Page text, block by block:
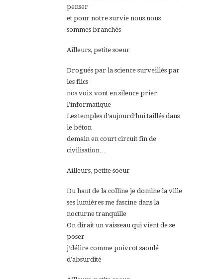
penser
et pour notre survie nous nous
sommes branchés
Ailleurs, petite soeur
Drogués par la science surveillés par
les flics
nos voix vont en silence prier
l’informatique
Les temples d’aujourd’hui taillés dans
le béton
demain en court circuit fin de
civilisation…
Ailleurs, petite soeur
Du haut de la colline je domine la ville
ses lumières me fascine dans la
nocturne tranquille
On dirait un vaisseau qui vient de se
poser
j’délire comme poivrot saoulé
d’absurdité